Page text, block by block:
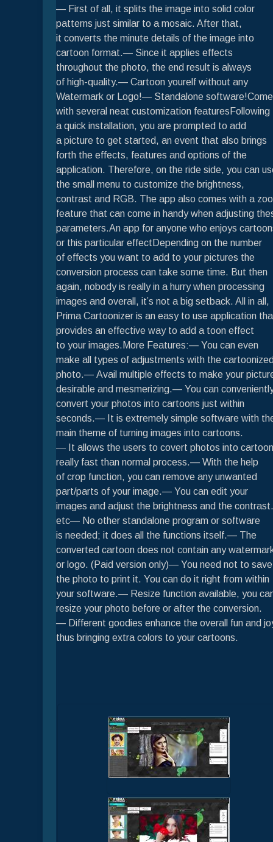
— First of all, it splits the image into solid color
patterns just similar to a mosaic. After that,
it converts the minute details of the image into
cartoon format.— Since it applies effects
throughout the photo, the end result is always
of high-quality.— Cartoon yourelf without any
Watermark or Logo!— Standalone
with several neat customization featuresFollowing
a quick installation, you are prompted to add
a picture to get started, an event that also brings
forth the effects, features and options of the
application. Therefore, on the ride side, you can
the small menu to customize the brightness,
contrast and RGB. The app also comes with a
feature that can come in handy when adjusting
parameters.An app for anyone who enjoys
or this particular effectDepending on the number
of effects you want to add to your pictures the
conversion process can take some time. But then
again, nobody is really in a hurry when processing
images and overall, it’s not a big setback. All in all,
Prima Cartoonizer is an easy to use application
provides an effective way to add a toon effect
to your images.More Features:— You can even
make all types of adjustments with the
photo.— Avail multiple effects to make your
desirable and mesmerizing.— You can
convert your photos into cartoons just within
seconds.— It is extremely simple software with
main theme of turning images into cartoons.
— It allows the users to covert photos into
really fast than normal process.— With the help
of crop function, you can remove any unwanted
part/parts of your image.— You can edit your
images and adjust the brightness and the
etc— No other standalone program or software
is needed; it does all the functions itself.— The
converted cartoon does not contain any
or logo. (Paid version only)— You need not to save
the photo to print it. You can do it right from within
your software.— Resize function available, you
resize your photo before or after the conversion.
— Different goodies enhance the overall fun and
thus bringing extra colors to your cartoons.